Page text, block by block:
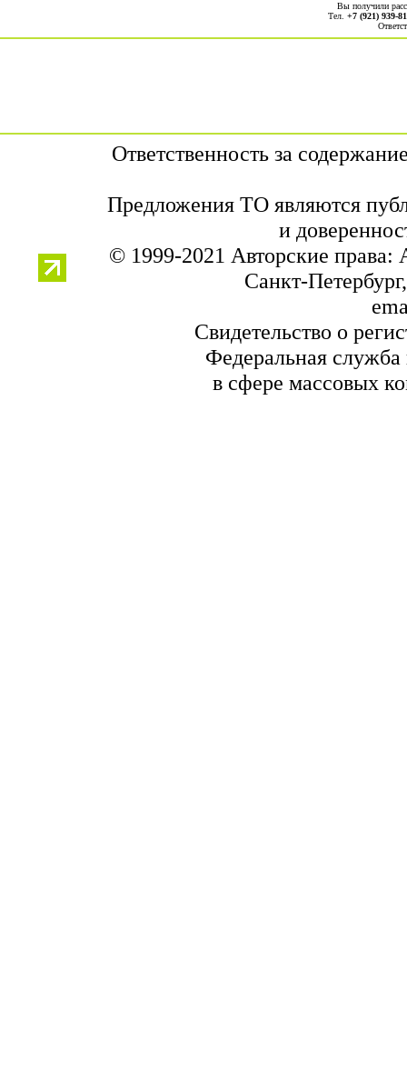
Вы получили
Тел. +7 (921) 939-
Ответственность за
Предложения ТО являются
и
© 1999-2021 Авторские
Санкт-
Свидетельство о
Федеральная служба
в сфере массовых